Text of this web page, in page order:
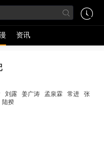
资讯
刘露 姜广涛 孟泉霖 常进
张
陆揆